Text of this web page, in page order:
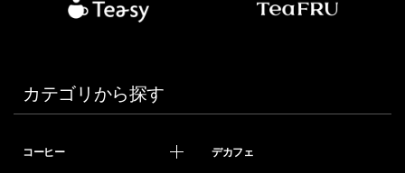
カテゴリから探す
コーヒー デカフェ